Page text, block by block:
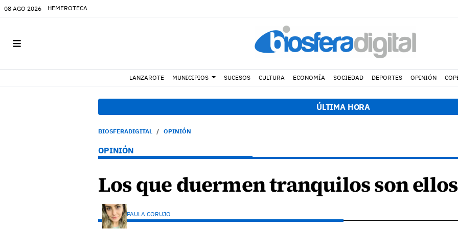
08 AGO 2026 HEMEROTECA
LANZAROTE MUNICIPIOS SUCESOS CULTURA ECONOMÍA SOCIEDAD DEPORTES OPINIÓN
ÚLTIMA HORA
BIOSFERADIGITAL OPINIÓN
OPINIÓN
Los que duermen tranquilos son ellos
PAULA CORUJO